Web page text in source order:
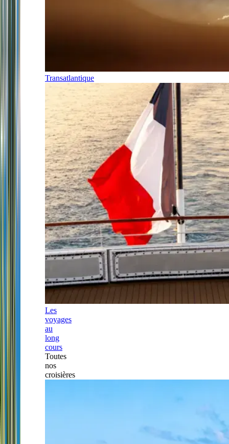
Transatlantique
Les
voyages
au
long
cours
Toutes
nos
croisières